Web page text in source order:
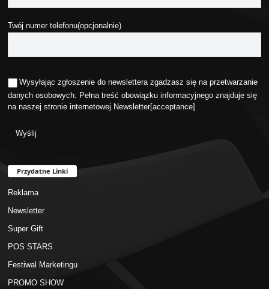
Twój numer telefonu(opcjonalnie)
Wysyłając zgłoszenie do newslettera zgadzasz się na przetwarzanie
danych osobowych. Pełna treść obowiązku informacyjnego znajduje się
na naszej stronie internetowej Newsletter[acceptance]
Przydatne Linki
Reklama
Newsletter
Super Gift
POS STARS
Festiwal Marketingu
PROMO SHOW